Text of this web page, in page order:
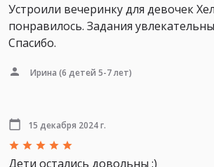
Устроили вечеринку для девочек
понравилось. Задания
Спасибо.
Ирина (6 детей 5-7 лет)
15 декабря 2024 г.
Дети остались довольны :)